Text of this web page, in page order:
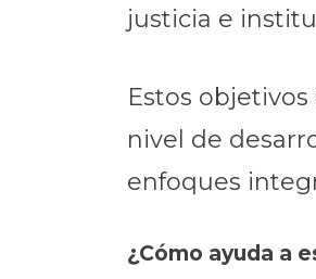
justicia e
Estos
nivel de
enfoques
¿Cómo ayuda a